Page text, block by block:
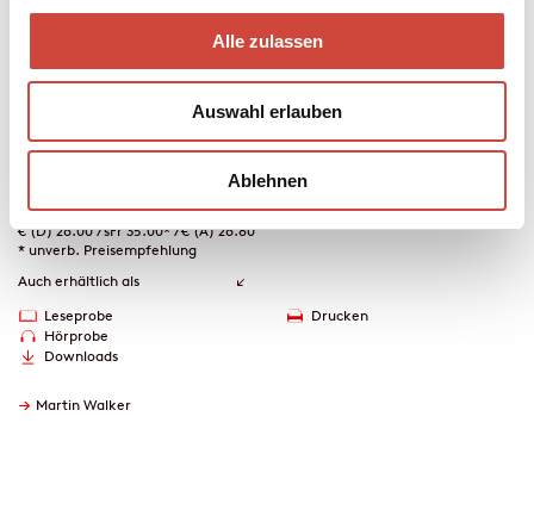
Alle zulassen
Auswahl erlauben
Ablehnen
Gesellschaft nicht entgehen und macht sich daran herauszufinden,
was wirklich mit Monique passiert ist.
Mehr zum Inhalt
Hardcover Leinen
384 Seiten
978-3-257-07384-3
€ (D) 26.00 / sFr 35.00* / € (A) 26.80
* unverb. Preisempfehlung
Auch erhältlich als
Leseprobe
Hörprobe
Downloads
Drucken
→ Martin Walker